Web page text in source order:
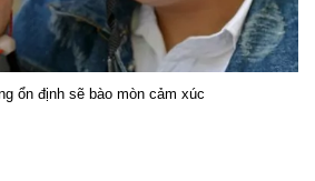
ổn định sẽ bào mòn cảm xúc